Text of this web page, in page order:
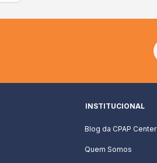
INSTITUCIONAL
Blog da CPAP Center
Quem Somos